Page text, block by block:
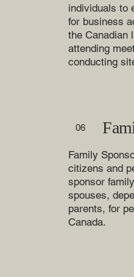
individuals to
for business
the Canadian
attending
conducting
06
Family
citizens and
sponsor
spouses,
parents, for
Canada.